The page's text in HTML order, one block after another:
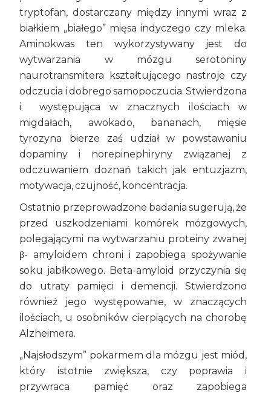
tryptofan, dostarczany między innymi wraz z
białkiem „białego” mięsa indyczego czy mleka.
Aminokwas ten wykorzystywany jest do
wytwarzania w mózgu serotoniny
naurotransmitera kształtującego nastroje czy
odczucia i dobrego samopoczucia. Stwierdzona
i występująca w znacznych ilościach w
migdałach, awokado, bananach, mięsie
tyrozyna bierze zaś udział w powstawaniu
dopaminy i norepinephiryny związanej z
odczuwaniem doznań takich jak entuzjazm,
motywacja, czujność, koncentracja.
Ostatnio przeprowadzone badania sugerują, że
przed uszkodzeniami komórek mózgowych,
polegającymi na wytwarzaniu proteiny zwanej
β- amyloidem chroni i zapobiega spożywanie
soku jabłkowego. Beta-amyloid przyczynia się
do utraty pamięci i demencji. Stwierdzono
również jego występowanie, w znaczących
ilościach, u osobników cierpiących na chorobę
Alzheimera.
„Najsłodszym” pokarmem dla mózgu jest miód,
który istotnie zwiększa, czy poprawia i
przywraca pamięć oraz zapobiega